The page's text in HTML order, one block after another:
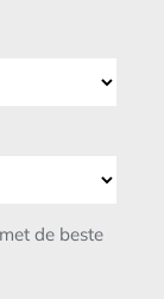
de beste